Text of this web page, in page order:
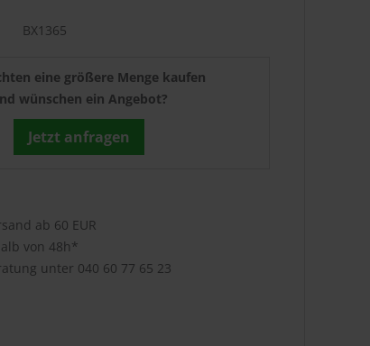
BX1365
eine größere Menge kaufen
wünschen ein Angebot?
Jetzt anfragen
ab 60 EUR
von 48h*
unter 040 60 77 65 23